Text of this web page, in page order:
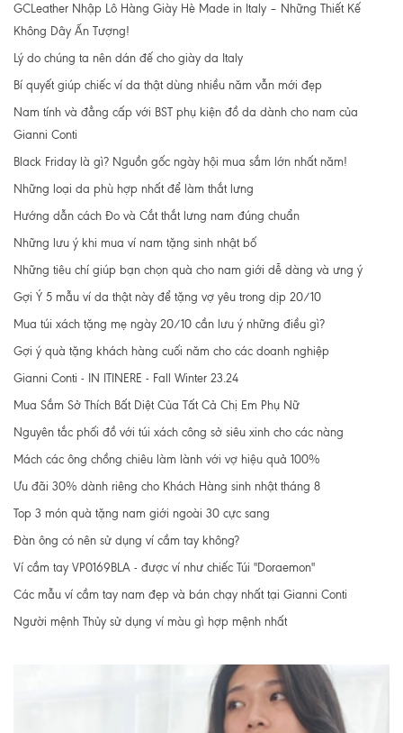
GCLeather Nhập Lô Hàng Giày Hè Made in Italy – Những Thiết Kế
Không Dây Ấn Tượng!
Lý do chúng ta nên dán đế cho giày da Italy
Bí quyết giúp chiếc ví da thật dùng nhiều năm vẫn mới đẹp
Nam tính và đẳng cấp với BST phụ kiện đồ da dành cho nam của
Gianni Conti
Black Friday là gì? Nguồn gốc ngày hội mua sắm lớn nhất năm!
Những loại da phù hợp nhất để làm thắt lưng
Hướng dẫn cách Đo và Cắt thắt lưng nam đúng chuẩn
Những lưu ý khi mua ví nam tặng sinh nhật bố
Những tiêu chí giúp bạn chọn quà cho nam giới dễ dàng và ưng ý
Gợi Ý 5 mẫu ví da thật này để tặng vợ yêu trong dịp 20/10
Mua túi xách tặng mẹ ngày 20/10 cần lưu ý những điều gì?
Gợi ý quà tặng khách hàng cuối năm cho các doanh nghiệp
Gianni Conti - IN ITINERE - Fall Winter 23.24
Mua Sắm Sở Thích Bất Diệt Của Tất Cả Chị Em Phụ Nữ
Nguyên tắc phối đồ với túi xách công sở siêu xinh cho các nàng
Mách các ông chồng chiêu làm lành với vợ hiệu quả 100%
Ưu đãi 30% dành riêng cho Khách Hàng sinh nhật tháng 8
Top 3 món quà tặng nam giới ngoài 30 cực sang
Đàn ông có nên sử dụng ví cầm tay không?
Ví cầm tay VP0169BLA - được ví như chiếc Túi "Doraemon"
Các mẫu ví cầm tay nam đẹp và bán chạy nhất tại Gianni Conti
Người mệnh Thủy sử dụng ví màu gì hợp mệnh nhất